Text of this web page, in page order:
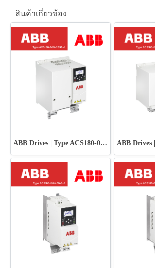
สินค้าเกี่ยวข้อง
ABB Drives | Type ACS180-04N-033A-4